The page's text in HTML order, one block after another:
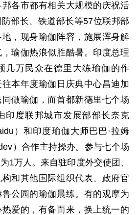
各市都有相关大规模的庆祝活
部长、铁道部长等57位联邦部
，现身瑜伽阵容，施展浑身解
瑜伽热浪似胜酷暑。印度总理
几万民众在德里大练瑜伽的作
本年度瑜伽日庆典中心昌迪加
做瑜伽，而首都新德里七个场
印度联邦城市发展部部长奈克
）和印度瑜伽大师巴巴·拉姆
）合作主持操办。参与七个场
1万人。来自驻印度外交使团、
和其他国际组织代表、政府官
公园的瑜伽晨练。有的观摩为
爱的，有备而来，换上统一的